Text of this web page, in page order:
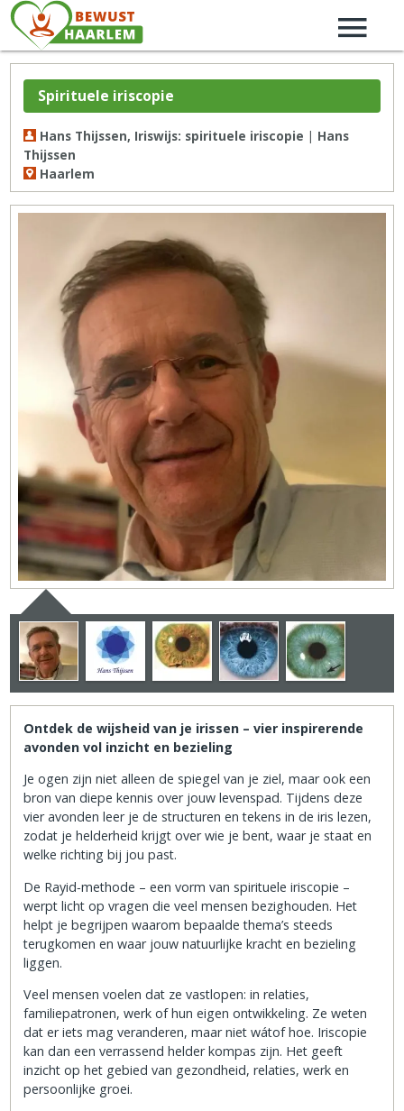
Spirituele iriscopie
Hans Thijssen, Iriswijs: spirituele iriscopie | Hans
Thijssen
Haarlem
Ontdek de wijsheid van je irissen – vier inspirerende
avonden vol inzicht en bezieling
Je ogen zijn niet alleen de spiegel van je ziel, maar ook een
bron van diepe kennis over jouw levenspad. Tijdens deze
vier avonden leer je de structuren en tekens in de iris lezen,
zodat je helderheid krijgt over wie je bent, waar je staat en
welke richting bij jou past.
De Rayid‑methode – een vorm van spirituele iriscopie –
werpt licht op vragen die veel mensen bezighouden. Het
helpt je begrijpen waarom bepaalde thema’s steeds
terugkomen en waar jouw natuurlijke kracht en bezieling
liggen.
Veel mensen voelen dat ze vastlopen: in relaties,
familiepatronen, werk of hun eigen ontwikkeling. Ze weten
dat er iets mag veranderen, maar niet wátof hoe. Iriscopie
kan dan een verrassend helder kompas zijn. Het geeft
inzicht op het gebied van gezondheid, relaties, werk en
persoonlijke groei.